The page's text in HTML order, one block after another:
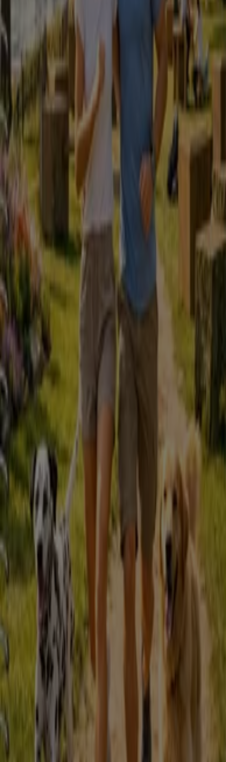
Encontra folhetos de Vapor D'Água
na tua cidade
Vapor D'Água em Lisboa
Vapor D'Água em Porto
Vapor D'Água em Vila Nova de Gaia
Vapor D'Água em
Braga
Vapor D'Água em Amadora
Vapor D'Água em
Vila Verde
Vapor D'Água em Trofa
Vapor D'Água em
Barcelos
Vapor D'Água em Águas Santas
Vapor
D'Água em Ponte de Lima
Vapor D'Água em
Matosinhos
Vapor D'Água em Senhora da Hora
Vapor
D'Água em Santo Ildefonso
Vapor D'Água em São
Pedro da Afurada
Vapor D'Água em Viana do Castelo
Ver mais cidades
Vista rápida de ofertas em Vapor
D'Água em Guimarães
Bancos e Serviços
Folhetos e promoções de Vapor
D'Água em Guimarães
A Vapor DÁgua
é uma marca portuguesa líder no
mercado do
uma gama de sabores muito extensa (mais de 70
sabores), potenciada por uma apelativa imagem de
Mais informações de Vapor D'Água
Publicidade
que está a reinventar o comércio local em todo o
mundo.